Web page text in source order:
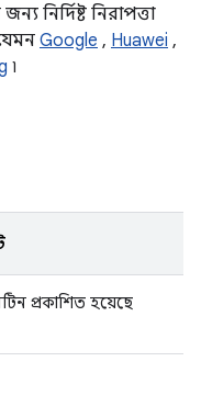
নির্দিষ্ট নিরাপত্তা
Google , Huawei ,
৷
প্রকাশিত হয়েছে